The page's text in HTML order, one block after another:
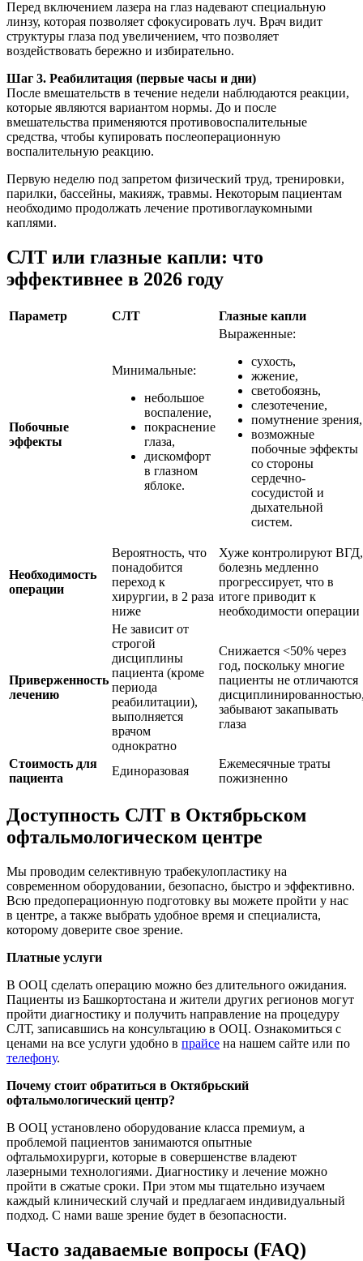
Перед включением лазера на глаз надевают специальную
линзу, которая позволяет сфокусировать луч. Врач видит
структуры глаза под увеличением, что позволяет
воздействовать бережно и избирательно.
Шаг 3. Реабилитация (первые часы и дни)
После вмешательств в течение недели наблюдаются реакции,
которые являются вариантом нормы. До и после
вмешательства применяются противовоспалительные
средства, чтобы купировать послеоперационную
воспалительную реакцию.
Первую неделю под запретом физический труд, тренировки,
парилки, бассейны, макияж, травмы. Некоторым пациентам
необходимо продолжать лечение противоглаукомными
каплями.
СЛТ или глазные капли: что
эффективнее в 2026 году
Параметр СЛТ Глазные капли
Побочные
эффекты
Минимальные:
небольшое
воспаление,
покраснение
глаза,
дискомфорт
в глазном
яблоке.
Выраженные:
сухость,
жжение,
светобоязнь,
слезотечение,
помутнение зрения,
возможные
побочные эффекты
со стороны
сердечно-
сосудистой и
дыхательной
систем.
Необходимость
операции
Вероятность, что
понадобится
переход к
хирургии, в 2 раза
ниже
Хуже контролируют ВГД,
болезнь медленно
прогрессирует, что в
итоге приводит к
необходимости операции
Приверженность
лечению
Не зависит от
строгой
дисциплины
пациента (кроме
периода
реабилитации),
выполняется
врачом
однократно
Снижается <50% через
год, поскольку многие
пациенты не отличаются
забывают закапывать
глаза
Стоимость для
пациента
Единоразовая
Ежемесячные траты
пожизненно
Доступность СЛТ в Октябрьском
офтальмологическом центре
Мы проводим селективную трабекулопластику на
современном оборудовании, безопасно, быстро и эффективно.
Всю предоперационную подготовку вы можете пройти у нас
в центре, а также выбрать удобное время и специалиста,
которому доверите свое зрение.
Платные услуги
В ООЦ сделать операцию можно без длительного ожидания.
Пациенты из Башкортостана и жители других регионов могут
пройти диагностику и получить направление на процедуру
СЛТ, записавшись на консультацию в ООЦ. Ознакомиться с
ценами на все услуги удобно в прайсе на нашем сайте или по
телефону.
Почему стоит обратиться в Октябрьский
офтальмологический центр?
В ООЦ установлено оборудование класса премиум, а
проблемой пациентов занимаются опытные
офтальмохирурги, которые в совершенстве владеют
лазерными технологиями. Диагностику и лечение можно
пройти в сжатые сроки. При этом мы тщательно изучаем
каждый клинический случай и предлагаем индивидуальный
подход. С нами ваше зрение будет в безопасности.
Часто задаваемые вопросы (FAQ)